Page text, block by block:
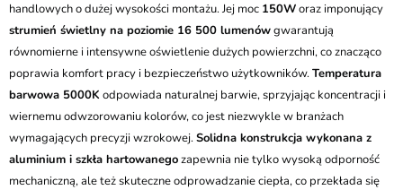
handlowych o dużej wysokości montażu. Jej moc 150Woraz imponujący
strumień świetlny na poziomie 16 500 lumenówgwarantują
równomierne i intensywne oświetlenie dużych powierzchni, co znacząco
poprawia komfort pracy i bezpieczeństwo użytkowników.Temperatura
barwowa 5000K odpowiada naturalnej barwie, sprzyjając koncentracji i
wiernemu odwzorowaniu kolorów, co jest niezwykle w branżach
wymagających precyzji wzrokowej.Solidna konstrukcja wykonana z
aluminium i szkła hartowanegozapewnia nie tylko wysoką odporność
mechaniczną, ale też skuteczne odprowadzanie ciepła, co przekłada się